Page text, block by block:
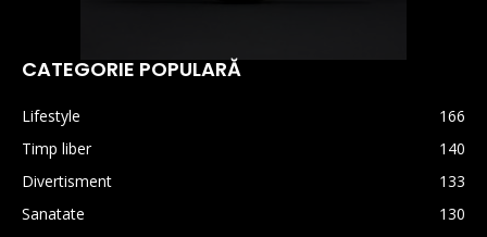
CATEGORIE POPULARĂ
Lifestyle
166
Timp liber
140
Divertisment
133
Sanatate
130